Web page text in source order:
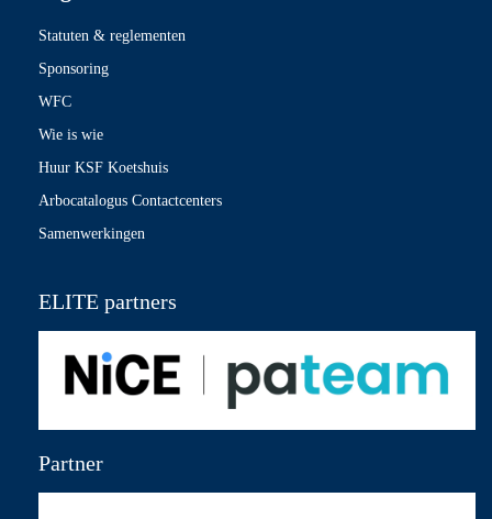
Statuten & reglementen
Sponsoring
WFC
Wie is wie
Huur KSF Koetshuis
Arbocatalogus Contactcenters
Samenwerkingen
ELITE partners
Partner